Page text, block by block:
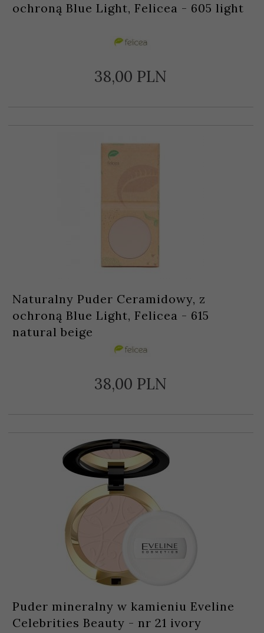
ochroną Blue Light, Felicea - 605 light
38,00 PLN
Naturalny Puder Ceramidowy, z
ochroną Blue Light, Felicea - 615
natural beige
38,00 PLN
Puder mineralny w kamieniu Eveline
Celebrities Beauty - nr 21 ivory